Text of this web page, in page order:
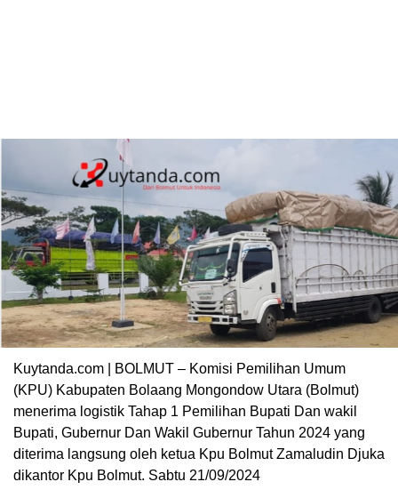
Kuytanda.com | BOLMUT – Komisi Pemilihan Umum
(KPU) Kabupaten Bolaang Mongondow Utara (Bolmut)
menerima logistik Tahap 1 Pemilihan Bupati Dan wakil
Bupati, Gubernur Dan Wakil Gubernur Tahun 2024 yang
diterima langsung oleh ketua Kpu Bolmut Zamaludin Djuka
dikantor Kpu Bolmut. Sabtu 21/09/2024